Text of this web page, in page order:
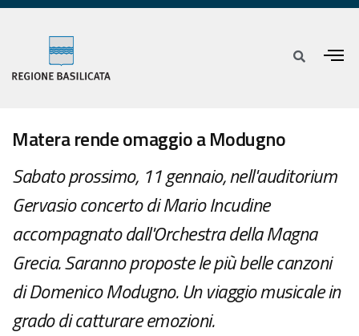
Matera rende omaggio a Modugno
Sabato prossimo, 11 gennaio, nell'auditorium
Gervasio concerto di Mario Incudine
accompagnato dall'Orchestra della Magna
Grecia. Saranno proposte le più belle canzoni
di Domenico Modugno. Un viaggio musicale in
grado di catturare emozioni.